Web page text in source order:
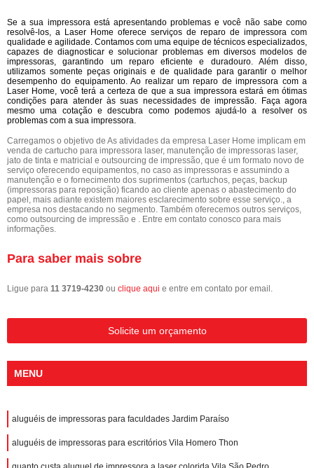
Se a sua impressora está apresentando problemas e você não sabe como
resolvê-los, a Laser Home oferece serviços de reparo de impressora com
qualidade e agilidade. Contamos com uma equipe de técnicos especializados,
capazes de diagnosticar e solucionar problemas em diversos modelos de
impressoras, garantindo um reparo eficiente e duradouro. Além disso,
utilizamos somente peças originais e de qualidade para garantir o melhor
desempenho do equipamento. Ao realizar um reparo de impressora com a
Laser Home, você terá a certeza de que a sua impressora estará em ótimas
condições para atender às suas necessidades de impressão. Faça agora
mesmo uma cotação e descubra como podemos ajudá-lo a resolver os
problemas com a sua impressora.
Carregamos o objetivo de As atividades da empresa Laser Home implicam em
venda de cartucho para impressora laser, manutenção de impressoras laser,
jato de tinta e matricial e outsourcing de impressão, que é um formato novo de
serviço oferecendo equipamentos, no caso as impressoras e assumindo a
manutenção e o fornecimento dos suprimentos (cartuchos, peças, backup
(impressoras para reposição) ficando ao cliente apenas o abastecimento do
papel, mais adiante existem maiores esclarecimento sobre esse serviço., a
empresa nos destacando no segmento. Também oferecemos outros serviços,
como outsourcing de impressão e . Entre em contato conosco para mais
informações.
Para saber mais sobre
Ligue para 11 3719-4230 ou clique aqui e entre em contato por email.
Solicite um orçamento
MENU
aluguéis de impressoras para faculdades Jardim Paraíso
aluguéis de impressoras para escritórios Vila Homero Thon